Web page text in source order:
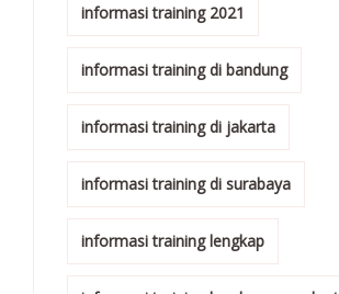
informasi training 2021
informasi training di bandung
informasi training di jakarta
informasi training di surabaya
informasi training lengkap